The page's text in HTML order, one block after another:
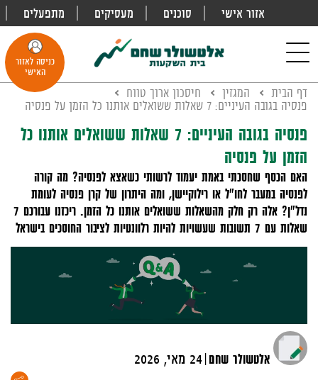
אזור אישי סוכנים מעסיקים מתפעלים
navigation
כניסה לאזור
האישי
דף הבית המגזין
חיסכון ארוך טווח
פנסיה בגובה העיניים: 7 שאלות ששואלים אותנו כל הזמן על פנסיה
פנסיה בגובה העיניים: 7 שאלות ששואלים אותנו כל
הזמן על פנסיה
האם הכסף שחסכתי באמת יעמוד לרשותי כשאצא לפנסיה? מה קורה
לפנסיה במעבר לחו"ל או רילוקיישן, ומה היתרון של קרן פנסיה לעומת
נדל"ן? אלה רק חלק מהשאלות ששואלים אותנו כל הזמן. ריכזנו עבורכם 7
שאלות עם 7 תשובות שעשויות להיות רלוונטיות לציבור החוסכים בישראל
אלטשולר שחם|24 מאי, 2026